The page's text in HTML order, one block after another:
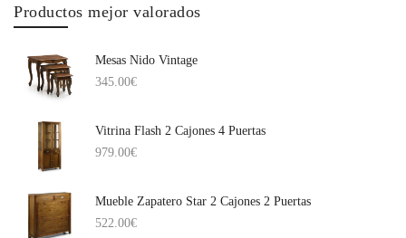
Productos mejor valorados
Mesas Nido Vintage
345.00€
Vitrina Flash 2 Cajones 4 Puertas
979.00€
Mueble Zapatero Star 2 Cajones 2 Puertas
522.00€